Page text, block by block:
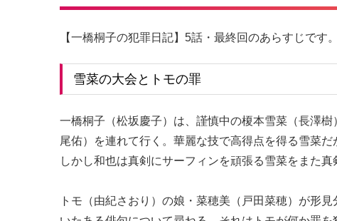
【一橋桐子の犯罪日記】5話・最終回のあらすじです。
雪菜の大会とトモの罪
一橋桐子（松坂慶子）は、謹慎中の榎本雪菜（長澤
尾佑）を連れて行く。華麗な技で高得点を得る雪菜だ
しかし和也は真剣にサーフィンを頑張る雪菜をまた真
トモ（由紀さおり）の娘・菜穂美（戸田菜穂）が形